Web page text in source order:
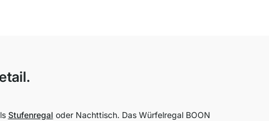
Stufenregal oder Nachttisch. Das Würfelregal BOON